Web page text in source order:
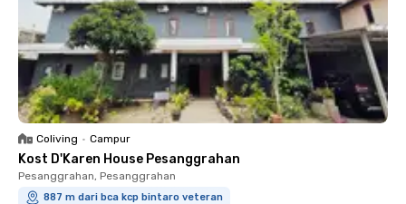
Coliving • Campur
Kost D'Karen House Pesanggrahan
Pesanggrahan, Pesanggrahan
887 m dari bca kcp bintaro veteran